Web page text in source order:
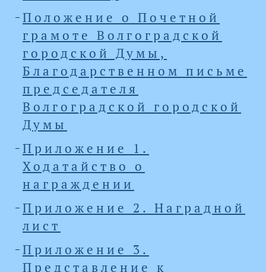
Положение о Почетной
грамоте Волгоградской
городской Думы,
Благодарственном письме
председателя
Волгоградской городской
Думы
Приложение 1.
Ходатайство о
награждении
Приложение 2. Наградной
лист
Приложение 3.
Представление к